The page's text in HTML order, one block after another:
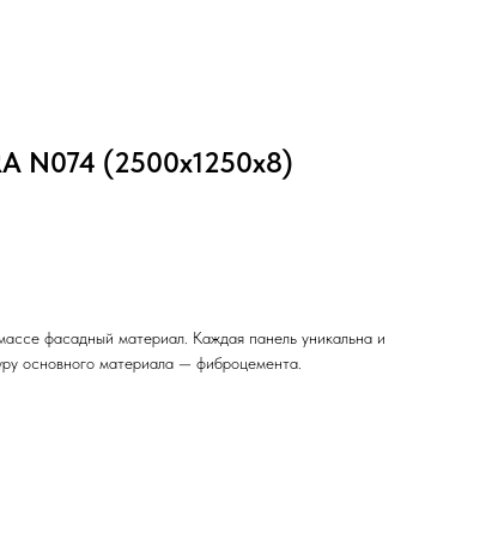
N074 (2500x1250x8)
фасадный материал. Каждая панель уникальна и
основного материала — фиброцемента.